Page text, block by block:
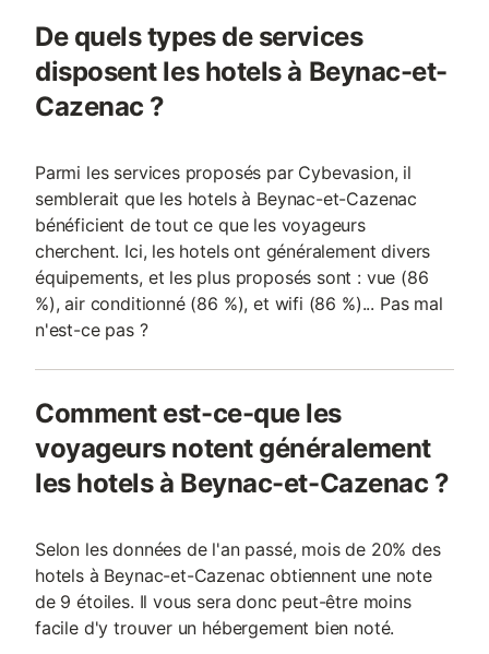
De quels types de services
disposent les hotels à Beynac-et-
Cazenac ?
Parmi les services proposés par Cybevasion, il
semblerait que les hotels à Beynac-et-Cazenac
bénéficient de tout ce que les voyageurs
cherchent. Ici, les hotels ont généralement divers
équipements, et les plus proposés sont : vue (86
%), air conditionné (86 %), et wifi (86 %)... Pas mal
n'est-ce pas ?
Comment est-ce-que les
voyageurs notent généralement
les hotels à Beynac-et-Cazenac ?
Selon les données de l'an passé, mois de 20% des
hotels à Beynac-et-Cazenac obtiennent une note
de 9 étoiles. Il vous sera donc peut-être moins
facile d'y trouver un hébergement bien noté.